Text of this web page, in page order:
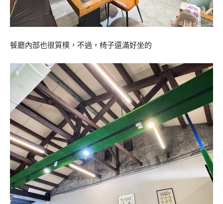
餐廳內部也很質樸，不過，椅子還滿好坐的